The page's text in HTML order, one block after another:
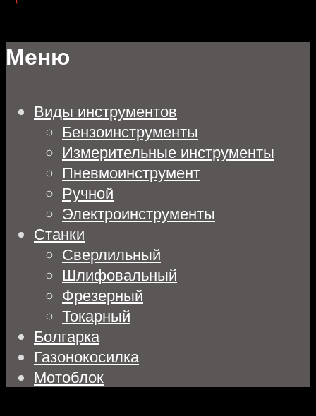
Меню
Виды инструментов
Бензоинструменты
Измерительные инструменты
Пневмоинструмент
Ручной
Электроинструменты
Станки
Сверлильный
Шлифовальный
Фрезерный
Токарный
Болгарка
Газонокосилка
Мотоблок